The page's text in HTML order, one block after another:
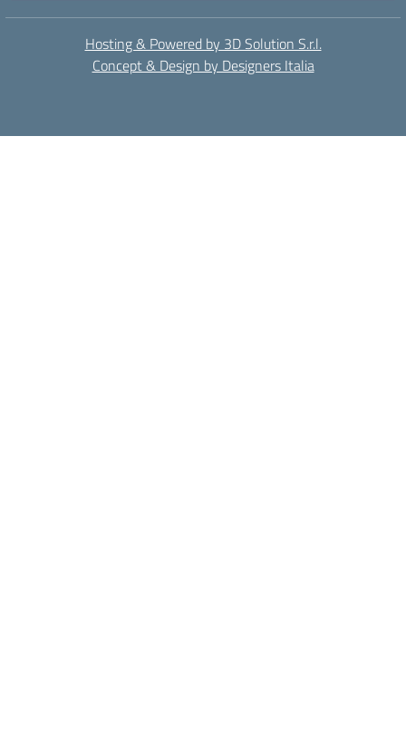
Hosting & Powered by 3D Solution S.r.l.
Concept & Design by Designers Italia